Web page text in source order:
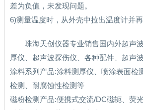
差为负值，未发现问题。
6)测量温度时，从外壳中拉出温度计并再
珠海天创仪器专业销售国内外超声
厚仪、超声波探伤仪、各种配件、超声
涂料系列产品:涂料测厚仪、喷涂表面检
检测、耐腐蚀性检测等
磁粉检测产品:便携式交流/DC磁轭、荧